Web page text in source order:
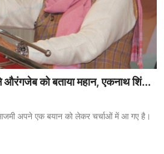
को बताया महान, एकनाथ शिं...
आजमी अपने एक बयान को लेकर चर्चाओं में आ गए है।